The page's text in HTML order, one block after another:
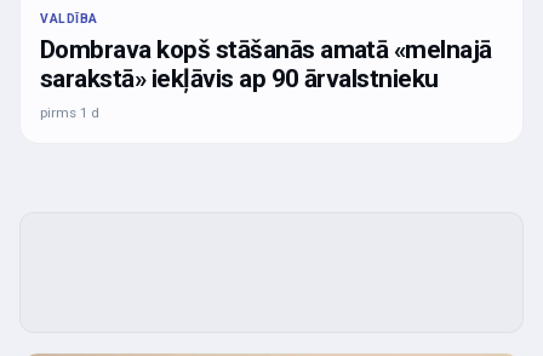
VALDĪBA
Dombrava kopš stāšanās amatā «melnajā
sarakstā» iekļāvis ap 90 ārvalstnieku
pirms 1 d